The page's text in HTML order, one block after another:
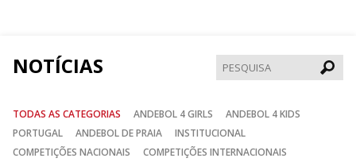
NOTÍCIAS
TODAS AS CATEGORIAS ANDEBOL 4 GIRLS
ANDEBOL 4 KIDS
PORTUGAL
ANDEBOL DE PRAIA
INSTITUCIONAL
COMPETIÇÕES NACIONAIS
COMPETIÇÕES INTERNACIONAIS